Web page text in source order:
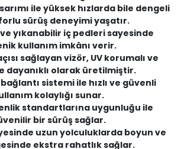
ile yüksek hızlarda bile dengeli
sürüş deneyimi yaşatır.
ve yıkanabilir iç pedleri sayesinde
kullanım imkânı verir.
sağlayan vizör, UV korumalı ve
dayanıklı olarak üretilmiştir.
sistemi ile hızlı ve güvenli
kolaylığı sunar.
standartlarına uygunluğu ile
bir sürüş sağlar.
uzun yolculuklarda boyun ve
ekstra rahatlık sağlar.